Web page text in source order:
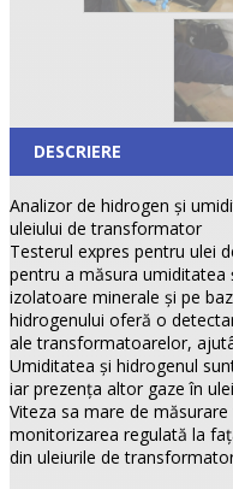
DESCRIERE
Analizor de hidrogen şi
uleiului de transformator
Testerul expres pentru ulei
pentru a măsura umiditatea
izolatoare minerale şi pe
hidrogenului oferă o
ale transformatoarelor,
Umiditatea şi hidrogenul
iar prezenţa altor gaze în
Viteza sa mare de
monitorizarea regulată la
din uleiurile de